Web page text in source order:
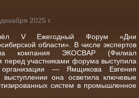
2025 г.
V Ежегодный Форум «Дни
области».В числе экспертов
компания ЭКОСВАР (Филиал
перед участниками форума выступила
организации — Ямщикова Евгения
она осветила ключевые
систем в промышленное